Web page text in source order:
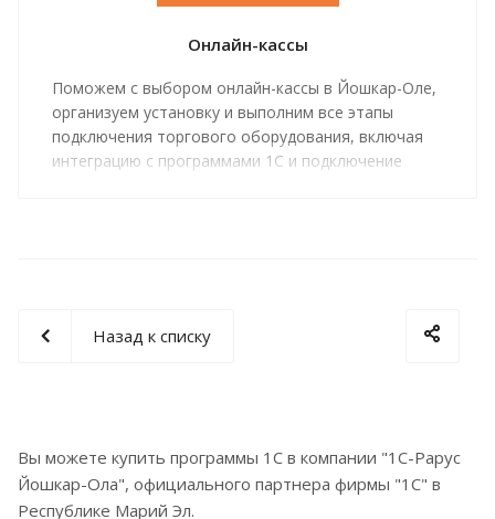
Онлайн-кассы
Поможем с выбором онлайн-кассы в Йошкар-Оле,
организуем установку и выполним все этапы
подключения торгового оборудования, включая
интеграцию с программами 1С и подключение
Назад к списку
Вы можете купить программы 1С в компании "1С-Рарус
Йошкар-Ола", официального партнера фирмы "1С" в
Республике Марий Эл.